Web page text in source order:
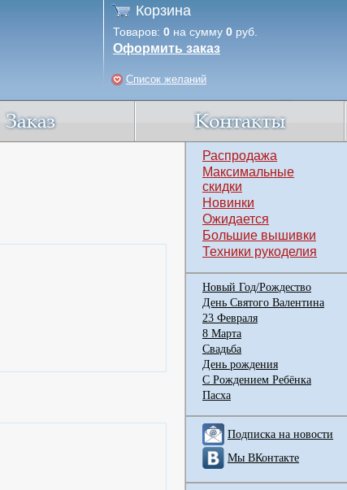
Корзина
Товаров: 0 на сумму 0 руб.
Оформить заказ
Список желаний
Распродажа
Максимальные
скидки
Новинки
Ожидается
Большие вышивки
Техники рукоделия
Новый Год/Рождество
День Святого Валентина
23 Февраля
8 Марта
Свадьба
День рождения
С Рождением Ребёнка
Пасха
Подписка на новости
Мы ВКонтакте